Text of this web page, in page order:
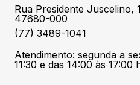
Rua Presidente Juscelino,
47680-000
(77) 3489-1041
Atendimento: segunda a
11:30 e das 14:00 às 17:00